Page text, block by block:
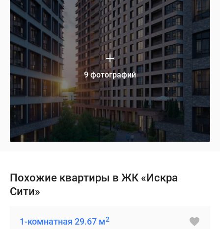
9 фотографий
Похожие квартиры в ЖК «Искра
Сити»
1-комнатная 29.67 м2